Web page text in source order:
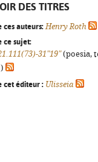
DES TITRES
ces auteurs:Henry Roth
ce sujet:
31"19"(poesia,
cet éditeur : Ulisseia